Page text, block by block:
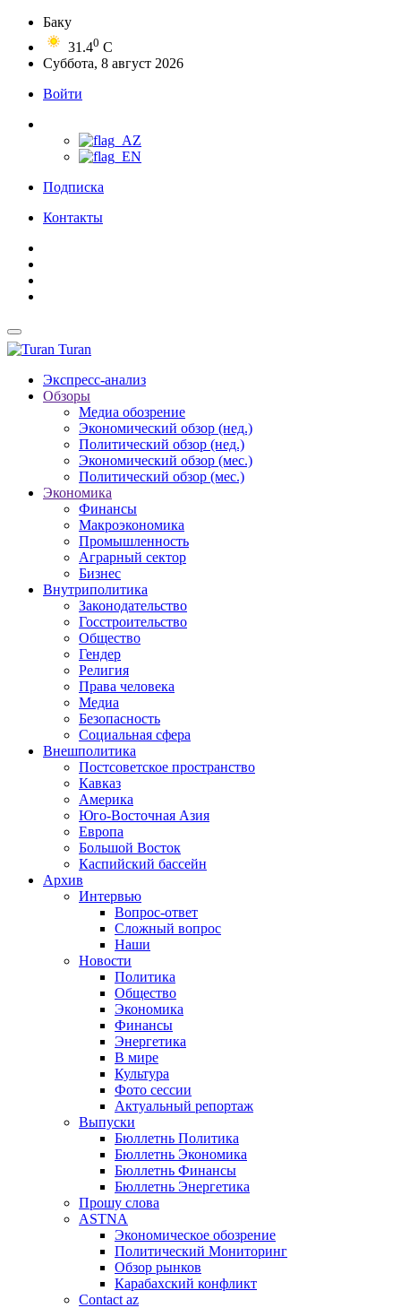
Баку
31.40 C
Суббота, 8 август 2026
Войти
Подписка
Контакты
Turan
Экспресс-анализ
Обзоры
Медиа обозрение
Экономический обзор (нед.)
Политический обзор (нед.)
Экономический обзор (мес.)
Политический обзор (мес.)
Экономика
Финансы
Макроэкономика
Промышленность
Аграрный сектор
Бизнес
Внутриполитика
Законодательство
Госстроительство
Общество
Гендер
Религия
Права человека
Медиа
Безопасность
Социальная сфера
Внешполитика
Постсоветское пространство
Кавказ
Америка
Юго-Восточная Азия
Европа
Большой Восток
Каспийский бассейн
Архив
Интервью
Вопрос-ответ
Сложный вопрос
Наши
Новости
Политика
Общество
Экономика
Финансы
Энергетика
В мире
Культура
Фото сессии
Актуальный репортаж
Выпуски
Бюллетнь Политика
Бюллетнь Экономика
Бюллетнь Финансы
Бюллетнь Энергетика
Прошу слова
ASTNA
Экономическое обозрение
Политический Мониторинг
Обзор рынков
Карабахский конфликт
Contact az